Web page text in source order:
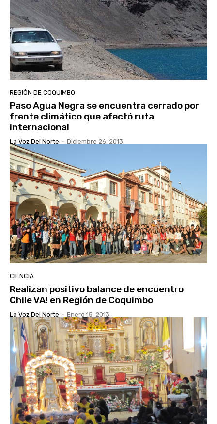
REGIÓN DE COQUIMBO
Paso Agua Negra se encuentra cerrado por
frente climático que afectó ruta
internacional
La Voz Del Norte - Diciembre 26, 2013
CIENCIA
Realizan positivo balance de encuentro
Chile VA! en Región de Coquimbo
La Voz Del Norte - Enero 15, 2013